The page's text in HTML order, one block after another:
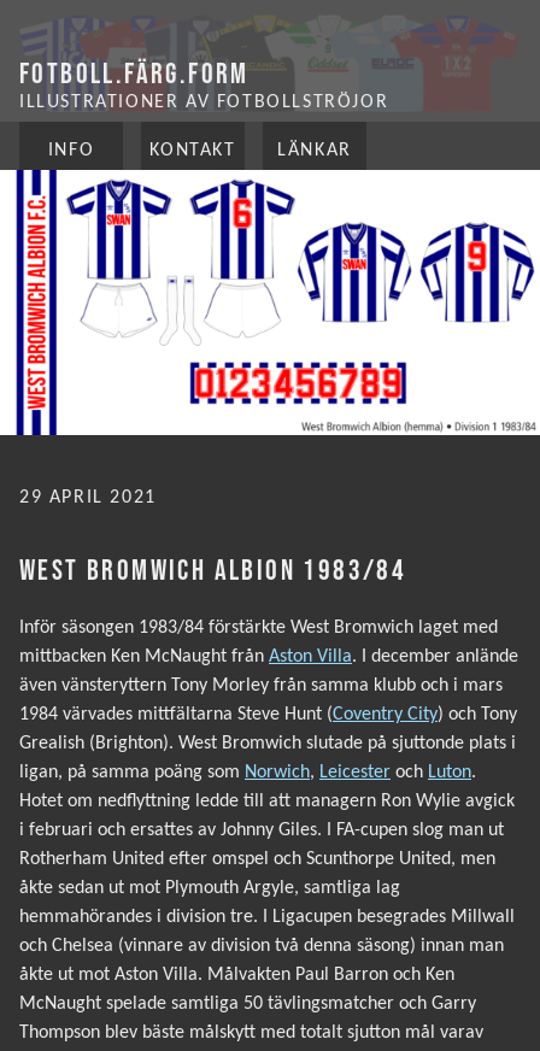
FOTBOLL.FÄRG.FORM
ILLUSTRATIONER AV FOTBOLLSTRÖJOR
INFO KONTAKT LÄNKAR
PUBLICERAT
29 APRIL 2021
WEST BROMWICH ALBION 1983/84
Inför säsongen 1983/84 förstärkte West Bromwich laget med
mittbacken Ken McNaught från Aston Villa. I december anlände
även vänsteryttern Tony Morley från samma klubb och i mars
1984 värvades mittfältarna Steve Hunt (Coventry City) och Tony
Grealish (Brighton). West Bromwich slutade på sjuttonde plats i
ligan, på samma poäng som Norwich, Leicester och Luton.
Hotet om nedflyttning ledde till att managern Ron Wylie avgick
i februari och ersattes av Johnny Giles. I FA-cupen slog man ut
Rotherham United efter omspel och Scunthorpe United, men
åkte sedan ut mot Plymouth Argyle, samtliga lag
hemmahörandes i division tre. I Ligacupen besegrades Millwall
och Chelsea (vinnare av division två denna säsong) innan man
åkte ut mot Aston Villa. Målvakten Paul Barron och Ken
McNaught spelade samtliga 50 tävlingsmatcher och Garry
Thompson blev bäste målskytt med totalt sjutton mål varav